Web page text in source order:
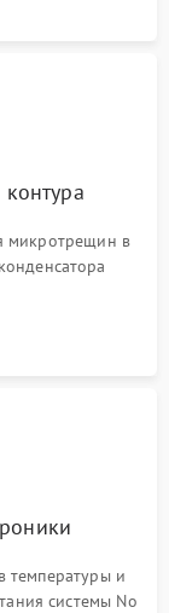
микротрещин в
осушителя и
засоров.
температуры и
системы No